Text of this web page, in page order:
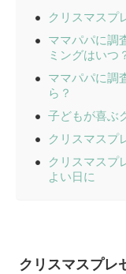
クリスマスプ
ママパパに調
ミングはいつ
ママパパに調
ら？
子どもが喜ぶ
クリスマスプ
クリスマスプ
よい日に
クリスマスプレ